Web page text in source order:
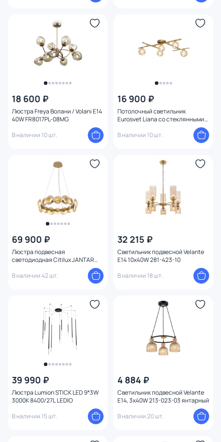
18 600 ₽
Люстра Freya Волани / Volani E14
40W FR8017PL-08MG
В наличии 10 шт.
16 900 ₽
Потолочный светильник
Eurosvet Liana со стеклянными
плафонами 502001/5 латунь
В наличии 10 шт.
69 900 ₽
Люстра подвесная
светодиодная Citilux JANTAR
В наличии 42 шт.
32 215 ₽
Светильник подвесной Velante
E14 10x40W 281-423-10
В наличии 18 шт.
39 990 ₽
Люстра Lumion STICK LED 9*3W
3000K 8400/27L LEDIO
В наличии 15 шт.
4 884 ₽
Светильник подвесной Velante
E14, 3x40W 213-023-03 янтарный
В наличии 20 шт.